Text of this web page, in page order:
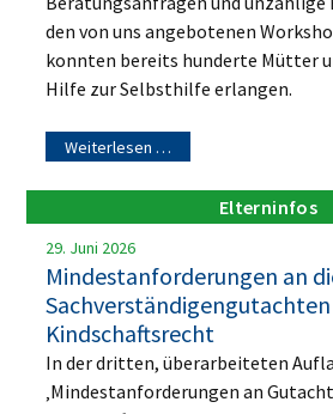
den von uns angebotenen
konnten bereits hunderte Mütter
Hilfe zur Selbsthilfe erlangen.
Weiterlesen …
Elterninfos
29. Juni 2026
Mindestanforderungen an
Kindschaftsrecht
In der dritten, überarbeiteten
‚Mindestanforderungen an